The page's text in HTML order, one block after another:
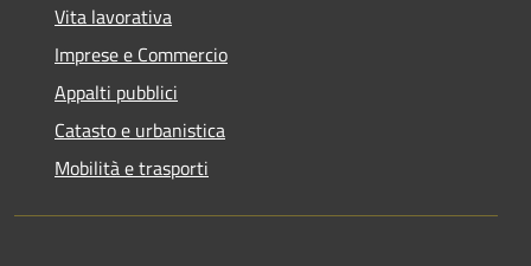
Vita lavorativa
Imprese e Commercio
Appalti pubblici
Catasto e urbanistica
Mobilità e trasporti